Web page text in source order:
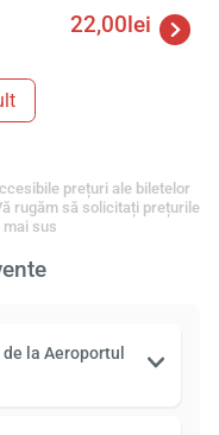
22,00lei
prețuri ale biletelor
rugăm să solicitați prețurile
mai sus
la Aeroportul